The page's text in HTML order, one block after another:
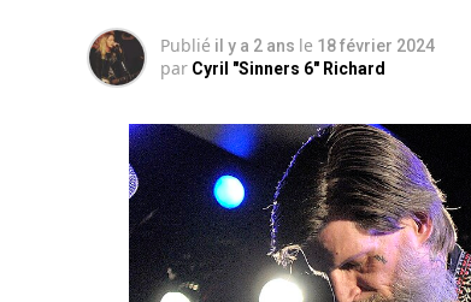
Publié il y a 2 ans le 18 février 2024
par Cyril "Sinners 6" Richard